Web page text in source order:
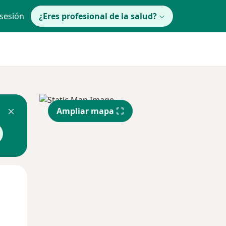
¿Eres profesional de la salud?
Ampliar mapa